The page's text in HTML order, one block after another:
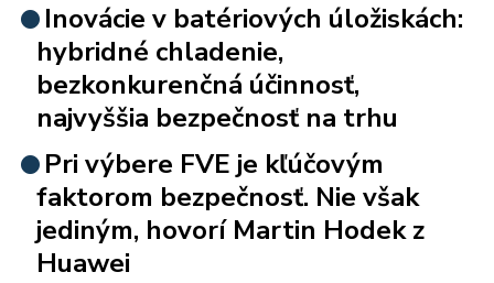
Inovácie v batériových úložiskách:
hybridné chladenie,
bezkonkurenčná účinnosť,
najvyššia bezpečnosť na trhu
Pri výbere FVE je kľúčovým
faktorom bezpečnosť. Nie však
jediným, hovorí Martin Hodek z
Huawei